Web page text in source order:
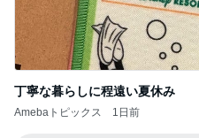
丁寧な暮らしに程遠い夏休み
Amebaトピックス 1日前
記事